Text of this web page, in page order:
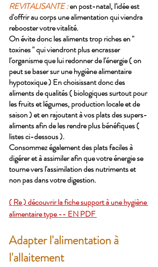
REVITALISANTE : en post-natal, l'idée est
d'offrir au corps une alimentation qui viendra
rebooster votre vitalité.
On évite donc les aliments trop riches en "
toxines " qui viendront plus encrasser
l'organisme que lui redonner de l'énergie ( on
peut se baser sur une hygiène alimentaire
hypotoxique ) En choisissant donc des
aliments de qualités ( biologiques surtout pour
les fruits et légumes, production locale et de
saison ) et en rajoutant à vos plats des supers-
aliments afin de les rendre plus bénéfiques (
listes ci-dessous ).
Consommez également des plats faciles à
digérer et à assimiler afin que votre énergie se
tourne vers l'assimilation des nutriments et
non pas dans votre digestion.
( Re ) découvrir la fiche support à une hygiène
alimentaire type -- EN PDF
Adapter l'alimentation à
l'allaitement